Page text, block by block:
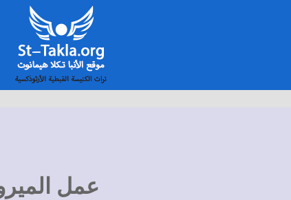
عمل الميرون المقدس